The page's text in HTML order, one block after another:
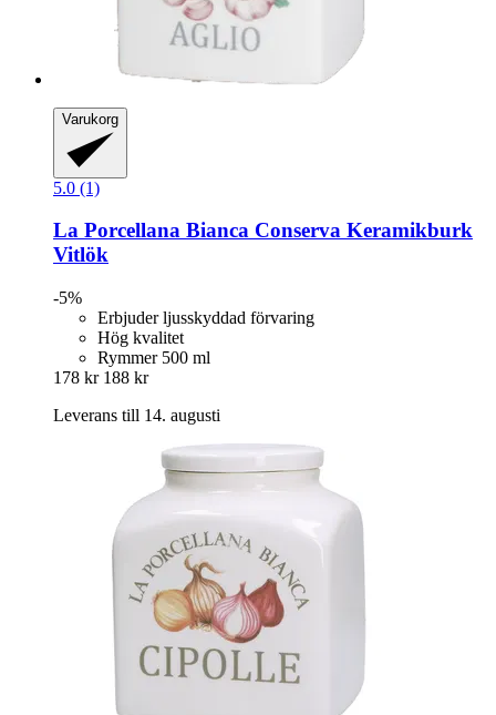
Varukorg
5.0 (1)
La Porcellana Bianca Conserva Keramikburk
Vitlök
-5%
Erbjuder ljusskyddad förvaring
Hög kvalitet
Rymmer 500 ml
178 kr 188 kr
Leverans till 14. augusti